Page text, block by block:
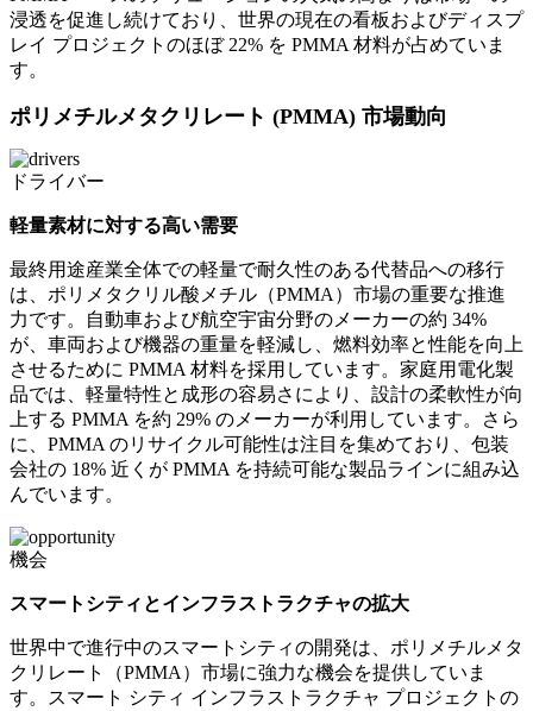
浸透を促進し続けており、世界の現在の看板およびディスプ
レイ プロジェクトのほぼ 22% を PMMA 材料が占めていま
す。
ポリメチルメタクリレート (PMMA) 市場動向
ドライバー
軽量素材に対する高い需要
最終用途産業全体での軽量で耐久性のある代替品への移行
は、ポリメタクリル酸メチル（PMMA）市場の重要な推進
力です。自動車および航空宇宙分野のメーカーの約 34%
が、車両および機器の重量を軽減し、燃料効率と性能を向上
させるために PMMA 材料を採用しています。家庭用電化製
品では、軽量特性と成形の容易さにより、設計の柔軟性が向
上する PMMA を約 29% のメーカーが利用しています。さら
に、PMMA のリサイクル可能性は注目を集めており、包装
会社の 18% 近くが PMMA を持続可能な製品ラインに組み込
んでいます。
機会
スマートシティとインフラストラクチャの拡大
世界中で進行中のスマートシティの開発は、ポリメチルメタ
クリレート（PMMA）市場に強力な機会を提供していま
す。スマート シティ インフラストラクチャ プロジェクトの